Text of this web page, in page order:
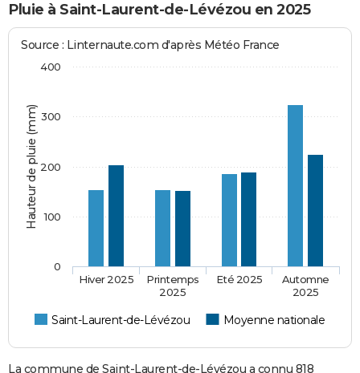
Pluie à Saint-Laurent-de-Lévézou en 2025
Hauteur de pluie (mm)
Source : Linternaute.com d'après Météo France
Saint-Laurent-de-Lévézou Moyenne nationale
Hiver 2025
Printemps
2025
Eté 2025
Automne
2025
0
100
200
300
400
La commune de Saint-Laurent-de-Lévézou a connu 818